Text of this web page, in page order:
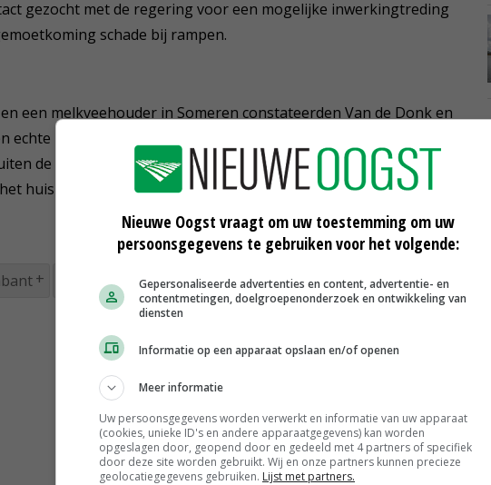
gezocht met de regering voor een mogelijke inwerkingtreding
schade bij rampen.
een melkveehouder in Someren constateerden Van de Donk en
echte ramp is voor de betrokkenen. Het voortbestaan van deze en
de landbouw, komt in gevaar. Veel inwoners kampen ook met
huis en de auto.
Limburg glastuinbouw schade hagel
Nieuwe Oogst vraagt om uw toestemming om uw
persoonsgegevens te gebruiken voor het volgende:
Gepersonaliseerde advertenties en content, advertentie- en
contentmetingen, doelgroepenonderzoek en ontwikkeling van
diensten
Informatie op een apparaat opslaan en/of openen
Meer informatie
Uw persoonsgegevens worden verwerkt en informatie van uw apparaat
(cookies, unieke ID's en andere apparaatgegevens) kan worden
opgeslagen door, geopend door en gedeeld met 4 partners of specifiek
door deze site worden gebruikt. Wij en onze partners kunnen precieze
geolocatiegegevens gebruiken. Lijst met partners.